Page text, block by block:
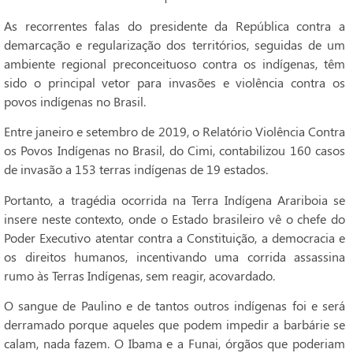
As recorrentes falas do presidente da República contra a
demarcação e regularização dos territórios, seguidas de um
ambiente regional preconceituoso contra os indígenas, têm
sido o principal vetor para invasões e violência contra os
povos indígenas no Brasil.
Entre janeiro e setembro de 2019, o Relatório Violência Contra
os Povos Indígenas no Brasil, do Cimi, contabilizou 160 casos
de invasão a 153 terras indígenas de 19 estados.
Portanto, a tragédia ocorrida na Terra Indígena Arariboia se
insere neste contexto, onde o Estado brasileiro vê o chefe do
Poder Executivo atentar contra a Constituição, a democracia e
os direitos humanos, incentivando uma corrida assassina
rumo às Terras Indígenas, sem reagir, acovardado.
O sangue de Paulino e de tantos outros indígenas foi e será
derramado porque aqueles que podem impedir a barbárie se
calam, nada fazem. O Ibama e a Funai, órgãos que poderiam